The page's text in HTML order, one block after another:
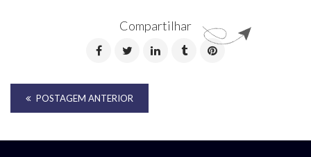
58 + = 67
Compartilhar
POSTAGEM ANTERIOR